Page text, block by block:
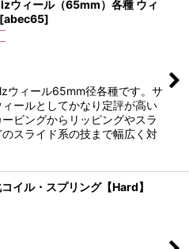
ウィール（65mm）各種 ウィ
[abec65]
ウィール65mm径各種です。サ
ールとしてかなり定評が高い
ビングからリッピングやスラ
スライド系の技まで幅広く対
イル・スプリング【Hard】